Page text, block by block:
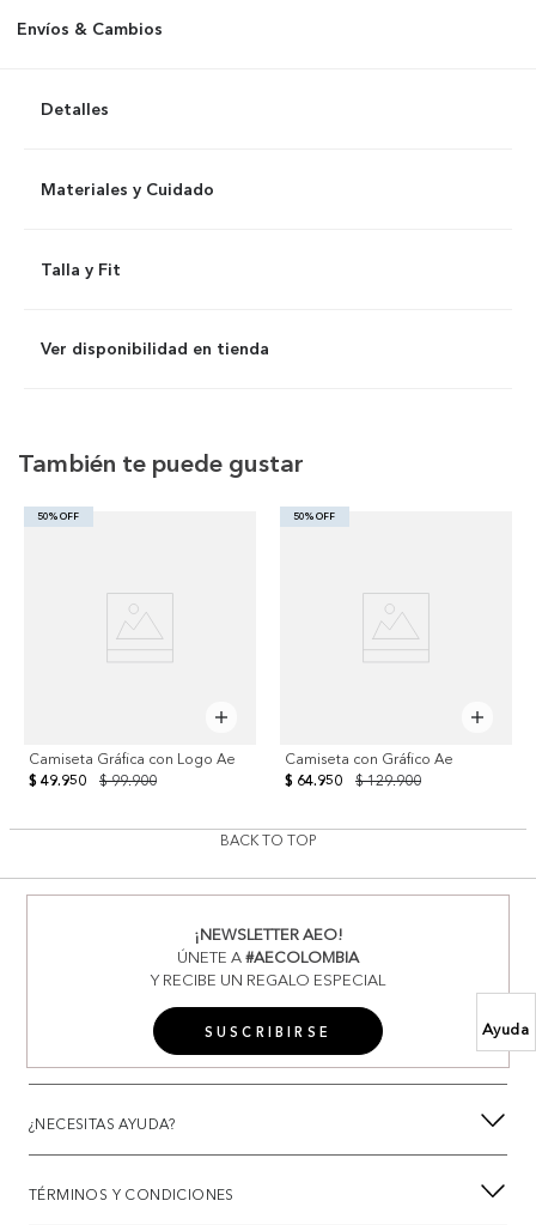
Ayuda
Envíos & Cambios
Detalles
Materiales y Cuidado
Talla y Fit
Ver disponibilidad en tienda
También te puede gustar
50% OFF
Camiseta Gráfica con Logo Ae
$ 99.900
$ 49.950
50% OFF
Camiseta con Gráfico Ae
$ 129.900
$ 64.950
BACK TO TOP
¡NEWSLETTER AEO!
ÚNETE A#AECOLOMBIA
Y RECIBE UN REGALO ESPECIAL
SUSCRIBIRSE
¿NECESITAS AYUDA?
TÉRMINOS Y CONDICIONES